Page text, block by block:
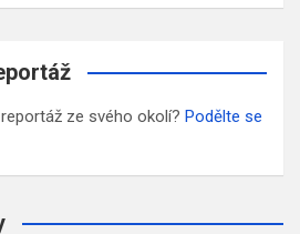
ze svého okolí? Podělte se